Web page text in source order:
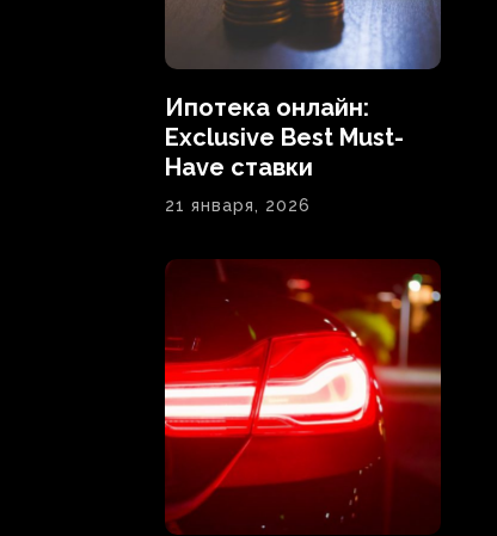
Ипотека онлайн:
Exclusive Best Must-
Have ставки
21 января, 2026